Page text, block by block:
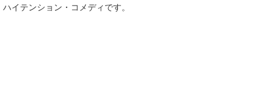
イテンション・コメディです。